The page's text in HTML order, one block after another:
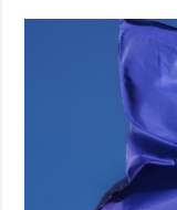
政治
経済・復興
社会・文化